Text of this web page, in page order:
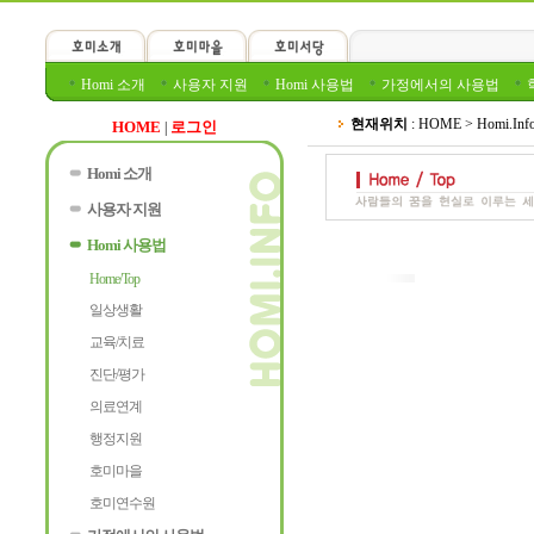
Homi 소개 사용자 지원 Homi 사용법 가정에서의 사용법
HOME 로그인
Homi 소개
사용자 지원
Homi 사용법
Home/Top
일상생활
교육/치료
진단/평가
의료연계
행정지원
호미마을
호미연수원